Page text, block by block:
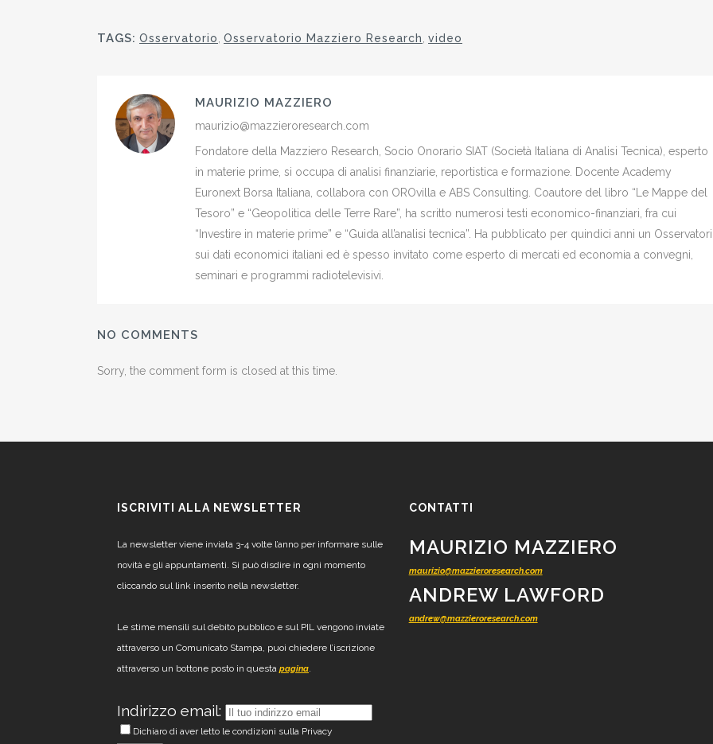
TAGS: Osservatorio, Osservatorio Mazziero Research, video
MAURIZIO MAZZIERO
maurizio@mazzieroresearch.com
Fondatore della Mazziero Research, Socio Onorario SIAT (Società Italiana di Analisi Tecnica), esperto
in materie prime, si occupa di analisi finanziarie, reportistica e formazione. Docente Academy
Euronext Borsa Italiana, collabora con OROvilla e ABS Consulting. Coautore del libro “Le Mappe del
Tesoro” e “Geopolitica delle Terre Rare”, ha scritto numerosi testi economico-finanziari, fra cui
“Investire in materie prime” e “Guida all’analisi tecnica”. Ha pubblicato per quindici anni un
sui dati economici italiani ed è spesso invitato come esperto di mercati ed economia a convegni,
seminari e programmi radiotelevisivi.
NO COMMENTS
Sorry, the comment form is closed at this time.
ISCRIVITI ALLA NEWSLETTER
La newsletter viene inviata 3-4 volte l’anno per informare sulle
novità e gli appuntamenti. Si può disdire in ogni momento
cliccando sul link inserito nella newsletter.
Le stime mensili sul debito pubblico e sul PIL vengono inviate
attraverso un Comunicato Stampa, puoi chiedere l’iscrizione
attraverso un bottone posto in questa pagina.
Indirizzo email:
Dichiaro di aver letto le condizioni sulla Privacy
CONTATTI
MAURIZIO MAZZIERO
maurizio@mazzieroresearch.com
ANDREW LAWFORD
andrew@mazzieroresearch.com